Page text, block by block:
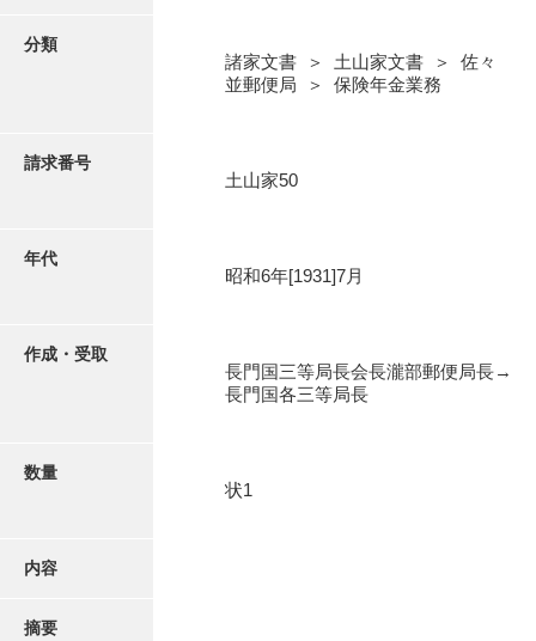
ポスター・リーフレット
分類
諸家文書 ＞ 土山家文書 ＞ 佐々
並郵便局 ＞ 保険年金業務
請求番号
土山家50
年代
昭和6年[1931]7月
作成・受取
長門国三等局長会長瀧部郵便局長→
長門国各三等局長
数量
状1
内容
摘要